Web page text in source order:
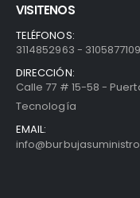
VISITENOS
TELÉFONOS:
3114852963 - 3105877109
DIRECCIÓN:
Calle 77 # 15-58 -
Tecnología
EMAIL: